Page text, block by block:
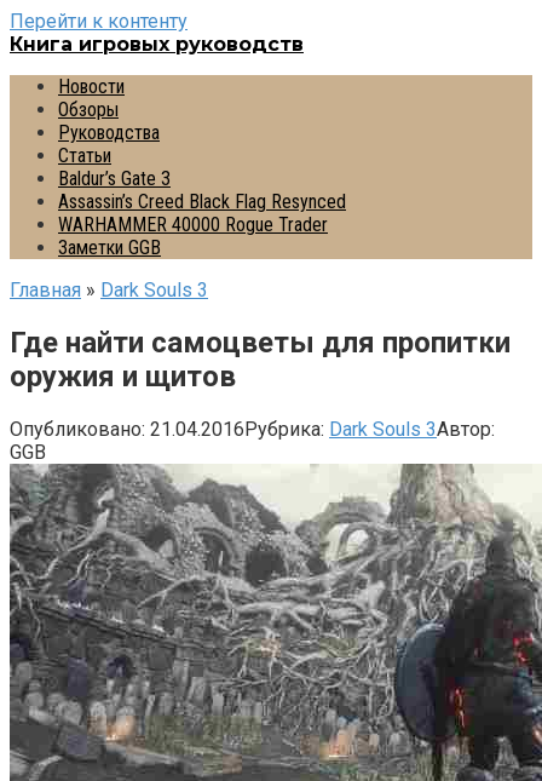
Перейти к контенту
Книга игровых руководств
Новости
Обзоры
Руководства
Статьи
Baldur’s Gate 3
Assassin’s Creed Black Flag Resynced
WARHAMMER 40000 Rogue Trader
Заметки GGB
Главная » Dark Souls 3
Где найти самоцветы для пропитки
оружия и щитов
Опубликовано: 21.04.2016Рубрика: Dark Souls 3Автор:
GGB